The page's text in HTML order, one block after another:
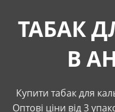
ТАБАК
В
Купити табак для
Оптові ціни від 3